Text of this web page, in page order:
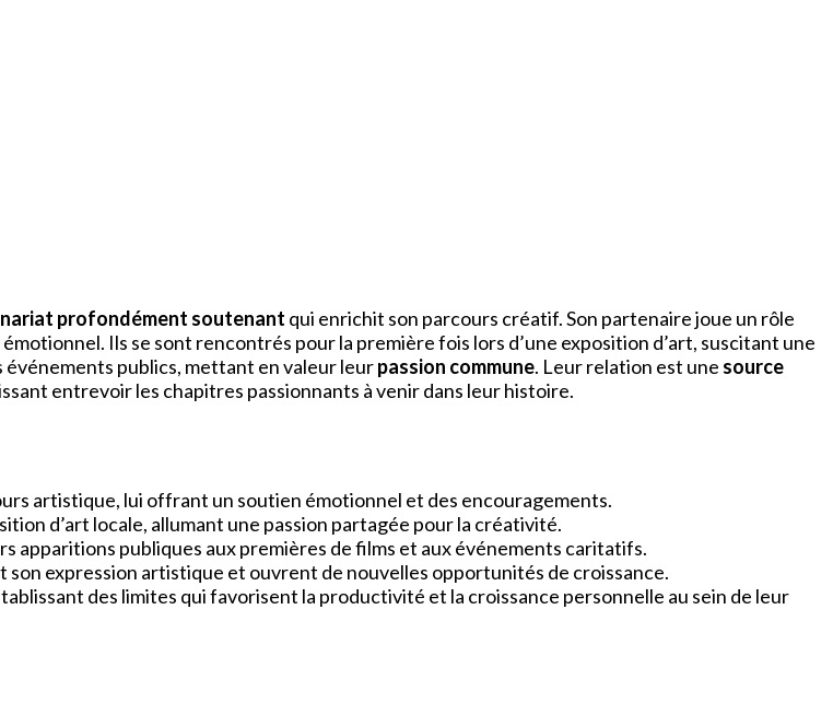
profondément soutenant qui enrichit son parcours créatif. Son partenaire joue un rôle
Ils se sont rencontrés pour la première fois lors d’une exposition d’art, suscitant une
publics, mettant en valeur leurpassion commune. Leur relation est une source
entrevoir les chapitres passionnants à venir dans leur histoire.
artistique, lui offrant un soutien émotionnel et des encouragements.
d’art locale, allumant une passion partagée pour la créativité.
apparitions publiques aux premières de films et aux événements caritatifs.
expression artistique et ouvrent de nouvelles opportunités de croissance.
des limites qui favorisent la productivité et la croissance personnelle au sein de leur